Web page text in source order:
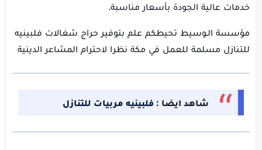
خدمات عالية الجودة بأسعار مناسبة.
مؤسسة الـوسيط تحيطكم علم بتوفير حراج شغالات فلبينيه
للتنازل مسلمة للعمل في مكة نظرا لاحترام المشاعر الدينية
شاهد ايضا : فلبينيه مربيات للتنازل